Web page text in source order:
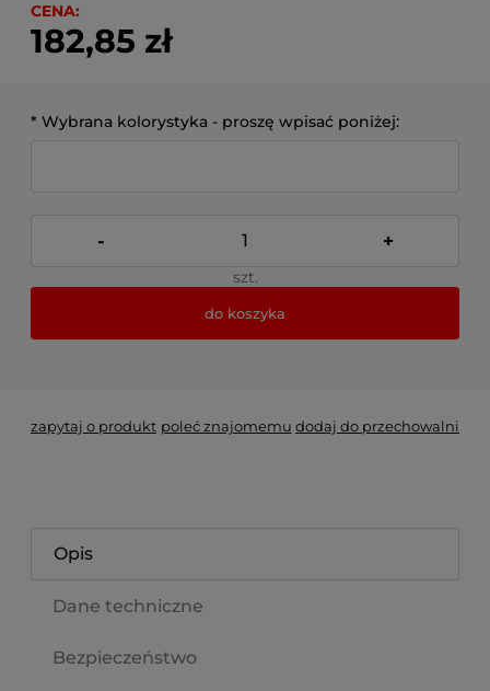
CENA:
182,85 zł
* Wybrana kolorystyka - proszę wpisać poniżej:
- +
szt.
do koszyka
zapytaj o produkt poleć znajomemu dodaj do przechowalni
Opis
Dane techniczne
Bezpieczeństwo